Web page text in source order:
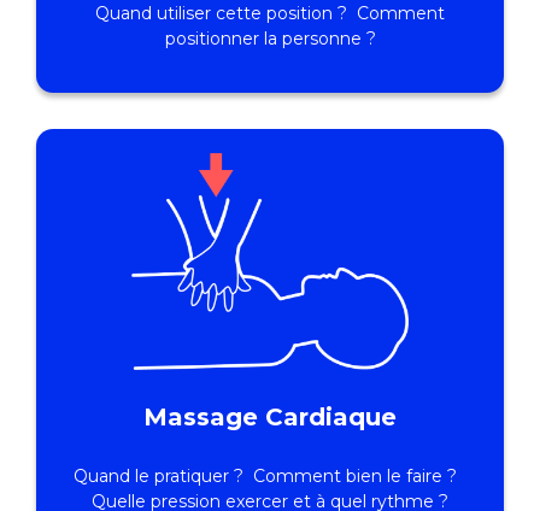
Quand utiliser cette position ? Comment
positionner la personne ?
Massage Cardiaque
Quand le pratiquer ? Comment bien le faire ?
Quelle pression exercer et à quel rythme ?